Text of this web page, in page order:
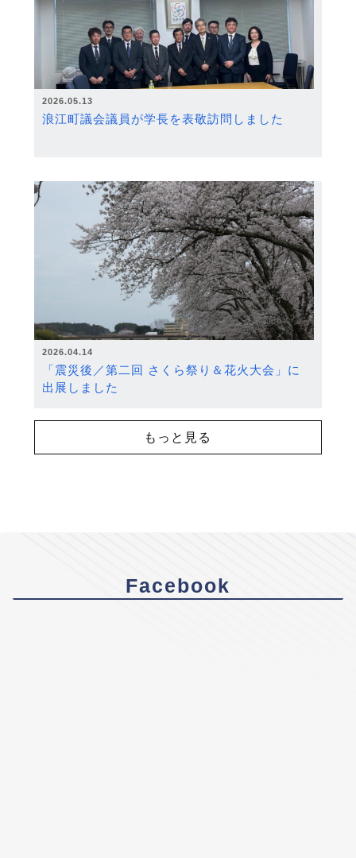
2026.05.13
浪江町議会議員が学長を表敬訪問しました
2026.04.14
「震災後／第二回 さくら祭り＆花火大会」に
出展しました
もっと見る
Facebook